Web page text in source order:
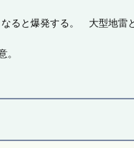
ると爆発する。 大型地雷
。